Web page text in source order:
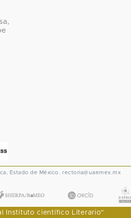
Estado de México. rectoria@uaemex.mx
Instituto científico Literario"